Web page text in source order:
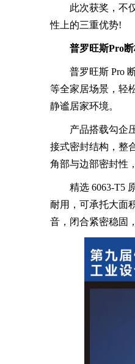
此次获奖，不仅
性上的三重优势!
普罗旺斯Pro断
普罗旺斯 Pro 断
等全家居场景，轻
静谧居家环境。
产品搭载勾企压
接式密封结构，整
角部与边部密封性
精选 6063-T5 原
耐用，可承托大面
音，闭合紧密稳固